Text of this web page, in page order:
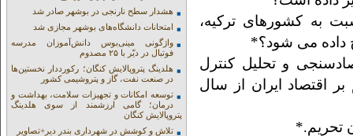
به کشورهای ترکیه،
داده می شود؟*
و تحلیل کنترل
اقتصاد ایران از سال
هشدار سطح نارنجی در بوشهر صادر شد
امتحانات دانشگاه‌های بوشهر مجازی شد
واژگونی مینی‌بوس دانش‌آموزان مدرسه
فوتبال در دیّر با ۲۵ مصدوم
هلدینگ پتروپالایش کنگان؛ رکورددار نخستین‌ها
در صنعت نفت، گاز و پتروشیمی کشور
توسعه امکانات و تجهیزات سلامت، بهداشت و
درمان؛ گامی ارزشمند از سوی هلدینگ
پتروپالایش کنگان
تلاش و کوشش در شهرداری بندر دیر+تصاویر